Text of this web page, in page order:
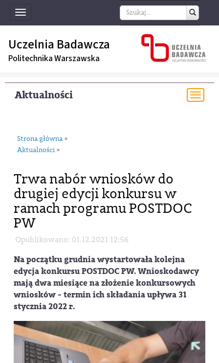
Toggle
navigation
Uczelnia Badawcza
Politechnika Warszawska
Aktualności
Strona główna »
Aktualności »
Trwa nabór wniosków do
drugiej edycji konkursu w
ramach programu POSTDOC
PW
Opublikowano: 01.12.2021 12:56
Na początku grudnia wystartowała kolejna
edycja konkursu POSTDOC PW. Wnioskodawcy
mają dwa miesiące na złożenie konkursowych
wniosków - termin ich składania upływa 31
stycznia 2022 r.